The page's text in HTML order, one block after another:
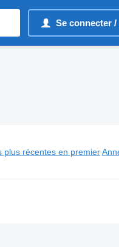
Se connecter
plus récentes en premier